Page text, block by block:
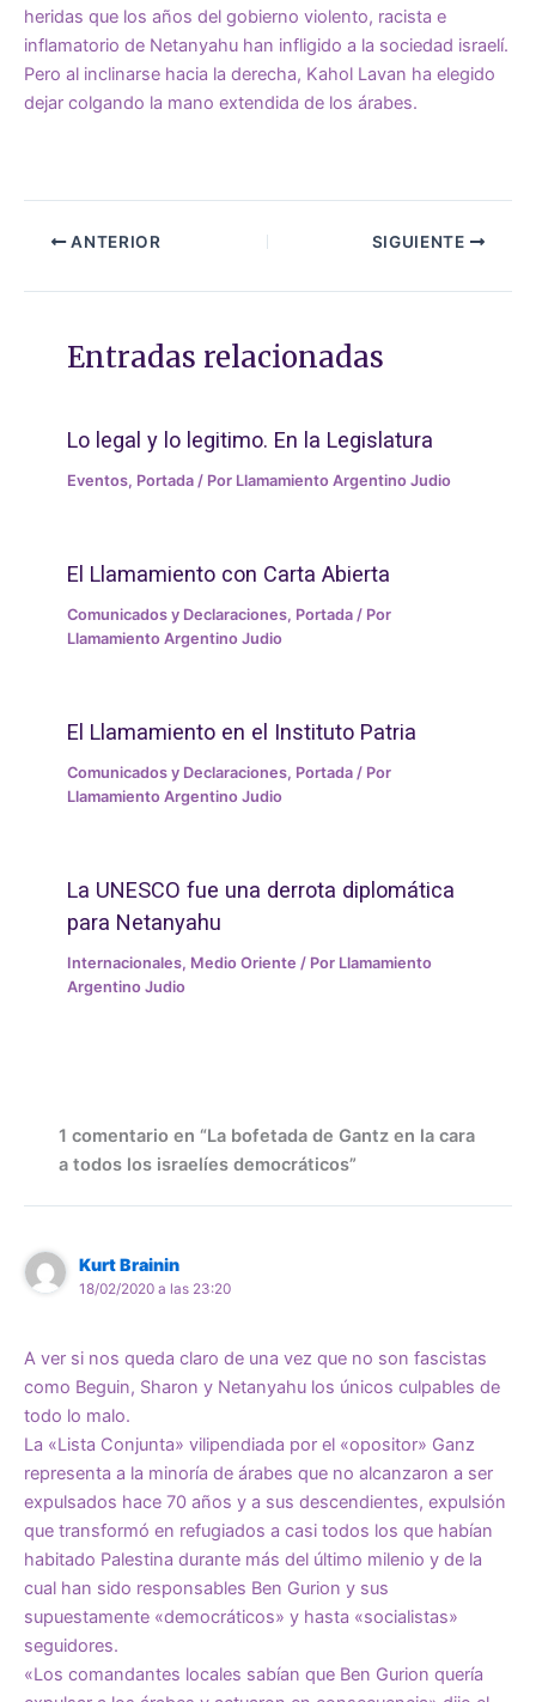
heridas que los años del gobierno violento, racista e
inflamatorio de Netanyahu han infligido a la sociedad israelí.
Pero al inclinarse hacia la derecha, Kahol Lavan ha elegido
dejar colgando la mano extendida de los árabes.
ANTERIOR SIGUIENTE
Entradas relacionadas
Lo legal y lo legitimo. En la Legislatura
Eventos, Portada / Por Llamamiento Argentino Judio
El Llamamiento con Carta Abierta
Comunicados y Declaraciones, Portada / Por
Llamamiento Argentino Judio
El Llamamiento en el Instituto Patria
Comunicados y Declaraciones, Portada / Por
Llamamiento Argentino Judio
La UNESCO fue una derrota diplomática
para Netanyahu
Internacionales, Medio Oriente / Por Llamamiento
Argentino Judio
1 comentario en “La bofetada de Gantz en la cara
a todos los israelíes democráticos”
Kurt Brainin
18/02/2020 a las 23:20
A ver si nos queda claro de una vez que no son fascistas
como Beguin, Sharon y Netanyahu los únicos culpables de
todo lo malo.
La «Lista Conjunta» vilipendiada por el «opositor» Ganz
representa a la minoría de árabes que no alcanzaron a ser
expulsados hace 70 años y a sus descendientes, expulsión
que transformó en refugiados a casi todos los que habían
habitado Palestina durante más del último milenio y de la
cual han sido responsables Ben Gurion y sus
supuestamente «democráticos» y hasta «socialistas»
seguidores.
«Los comandantes locales sabían que Ben Gurion quería